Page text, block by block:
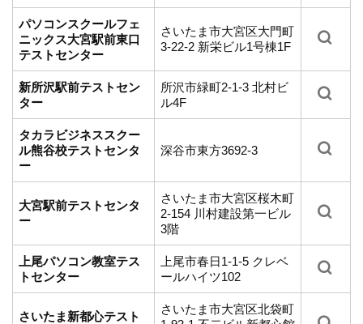
パソコンスクールフェ
ニックス大宮駅前東口
テストセンター
さいたま市大宮区大門町
3-22-2 新栄ビル1号棟1F
新所沢駅前テストセン
ター
所沢市緑町2-1-3 北村ビ
ル4F
タカラビジネススクー
ル熊谷校テストセンタ
ー
深谷市東方3692-3
大宮駅前テストセンタ
ー
さいたま市大宮区桜木町
2-154 川村建設第一ビル
3階
上尾パソコン教室テス
トセンター
上尾市春日1-1-5 クレベ
ールハイツ102
さいたま新都心テスト
さいたま市大宮区北袋町